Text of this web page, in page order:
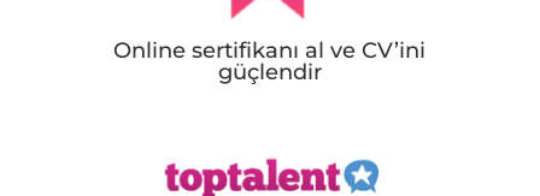
Online sertifikanı al ve CV’ini
güçlendir